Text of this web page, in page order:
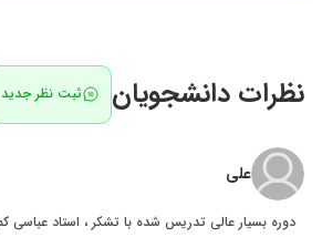
نظرات دانشجویان ثبت نظر جدید
علی
دوره بسیار عالی تدریس شده با تشکر ، استاد عباسی